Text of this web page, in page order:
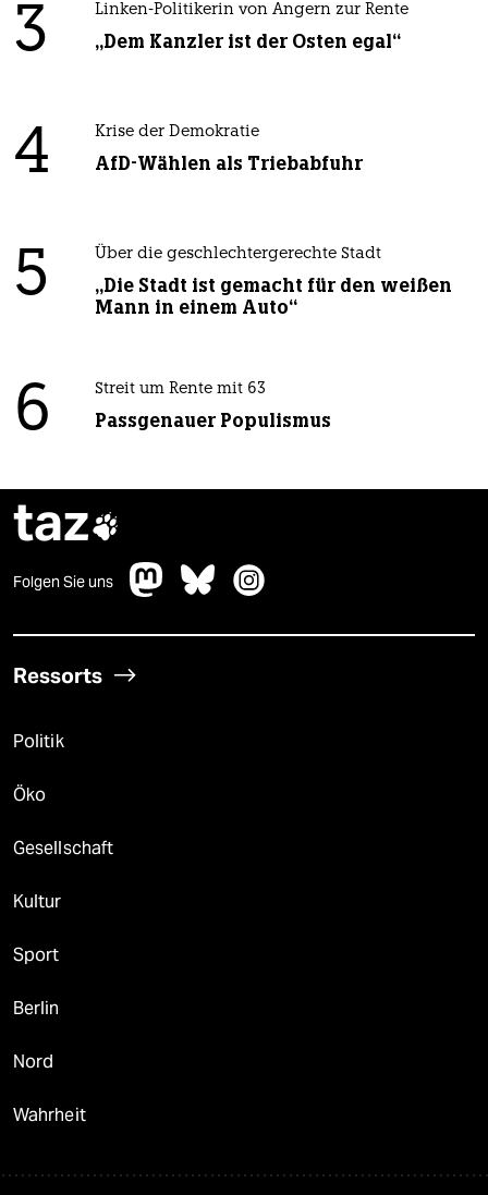
3 Linken-Politikerin von Angern zur Rente
„Dem Kanzler ist der Osten egal“
4 Krise der Demokratie
AfD-Wählen als Triebabfuhr
5 Über die geschlechtergerechte Stadt
„Die Stadt ist gemacht für den weißen
Mann in einem Auto“
6 Streit um Rente mit 63
Passgenauer Populismus
taz
Folgen Sie uns
Ressorts
Politik
Öko
Gesellschaft
Kultur
Sport
Berlin
Nord
Wahrheit